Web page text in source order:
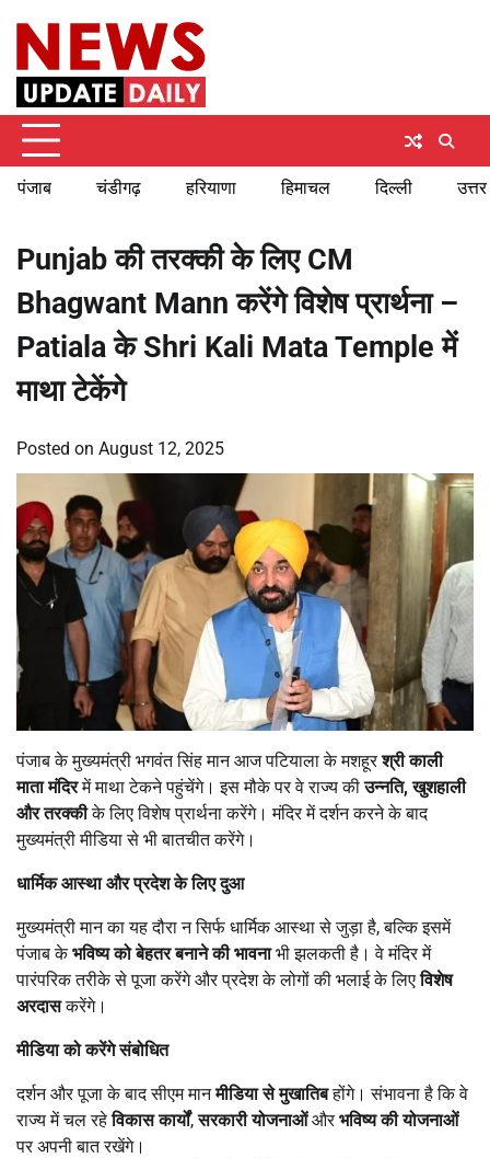
content
पंजाब चंडीगढ़ हरियाणा हिमाचल दिल्ली
Punjab की तरक्की के लिए CM
Bhagwant Mann करेंगे विशेष प्रार्थना –
Patiala के Shri Kali Mata Temple में
माथा टेकेंगे
Posted on August 12, 2025
पंजाब के मुख्यमंत्री भगवंत सिंह मान आज पटियाला के मशहूरश्री काली
माता मंदिरमें माथा टेकने पहुंचेंगे। इस मौके पर वे राज्य कीउन्नति,खुशहाली
और तरक्कीके लिए विशेष प्रार्थना करेंगे। मंदिर में दर्शन करने के बाद
मुख्यमंत्री मीडिया से भी बातचीत करेंगे।
धार्मिक आस्था और प्रदेश के लिए दुआ
मुख्यमंत्री मान का यह दौरा न सिर्फ धार्मिक आस्था से जुड़ा है, बल्कि इसमें
पंजाब केभविष्य को बेहतर बनाने की भावनाभी झलकती है। वे मंदिर में
पारंपरिक तरीके से पूजा करेंगे और प्रदेश के लोगों की भलाई के लिएविशेष
अरदासकरेंगे।
मीडिया को करेंगे संबोधित
दर्शन और पूजा के बाद सीएम मानमीडिया से मुखातिबहोंगे। संभावना है कि वे
राज्य में चल रहेविकास कार्यों,सरकारी योजनाओंऔरभविष्य की योजनाओं
पर अपनी बात रखेंगे।